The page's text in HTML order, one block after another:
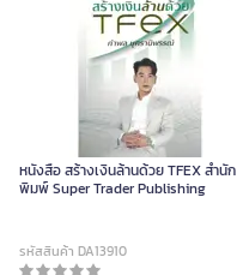
หนังสือ สร้างเงินล้านด้วย TFEX สำนัก
พิมพ์ Super Trader Publishing
รหัสสินค้า DA13910